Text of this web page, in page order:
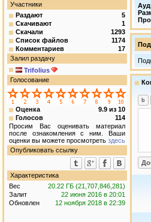
Участники
Раздают
5
Скачивают
1
Скачали
1293
Список файлов
1174
Комментариев
17
Залил раздачу
Trifolius
Голосование
Оценка 9.9 из 10
Голосов
114
Просим Вас оценивать материал
после ознакомления с ним. Ваши
оценки вы можете просмотреть здесь
Опубликовать ссылку
Характеристика
Вес
20.22 ГБ (21,707,846,281)
Залит
22 июня 2016 в 20:01
Обновлен
12 ноября 2018 в 22:39